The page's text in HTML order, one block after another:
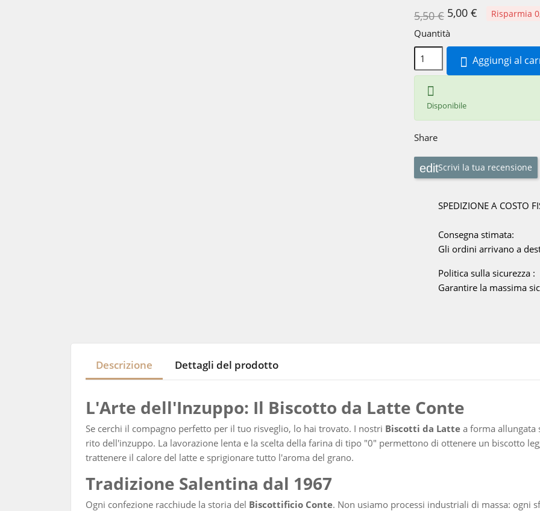
5,50 € 5,00 € Risparmia
Quantità
 Aggiungi al

Disponibile
Share
Scrivi la tua recensione
SPEDIZIONE A COSTO
Consegna stimata:
Gli ordini arrivano a
Politica sulla sicurezza :
Garantire la massima
Descrizione Dettagli del prodotto
L'Arte dell'Inzuppo: Il Biscotto da Latte Conte
Se cerchi il compagno perfetto per il tuo risveglio, lo hai trovato. I nostri Biscotti da Latte a forma allungata
rito dell'inzuppo. La lavorazione lenta e la scelta della farina di tipo "0" permettono di ottenere un biscotto
trattenere il calore del latte e sprigionare tutto l'aroma del grano.
Tradizione Salentina dal 1967
Ogni confezione racchiude la storia del Biscottificio Conte. Non usiamo processi industriali di massa: ogni